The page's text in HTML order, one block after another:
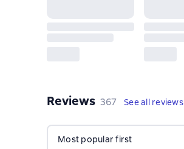
Reviews 367 reviews
367 See all reviews
Most popular first